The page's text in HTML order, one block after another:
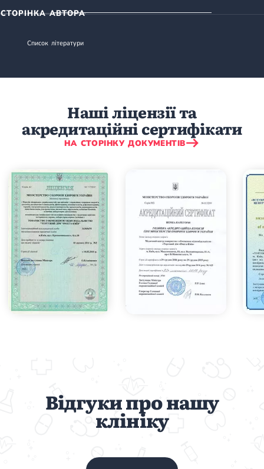
СТОРІНКА АВТОРА
Список літератури
Наші ліцензії та
акредитаційні сертифікати
НА СТОРІНКУ ДОКУМЕНТІВ
Відгуки про нашу
клініку